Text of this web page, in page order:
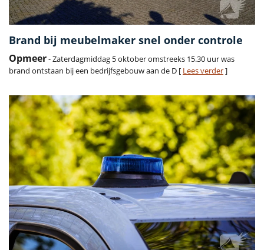
Brand bij meubelmaker snel onder controle
Opmeer- Zaterdagmiddag 5 oktober omstreeks 15.30 uur was
brand ontstaan bij een bedrijfsgebouw aan de D [ Lees verder]